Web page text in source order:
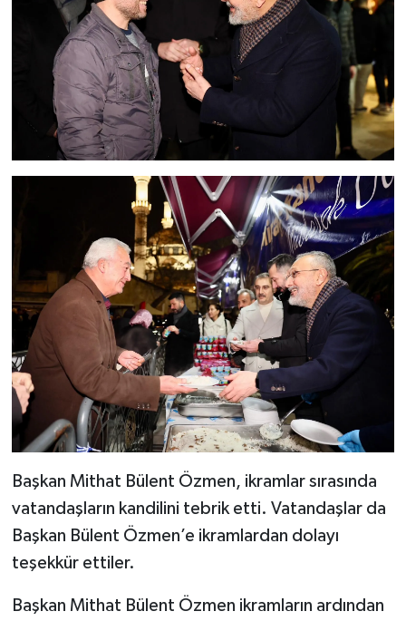
Başkan Mithat Bülent Özmen, ikramlar sırasında
vatandaşların kandilini tebrik etti. Vatandaşlar da
Başkan Bülent Özmen’e ikramlardan dolayı
teşekkür ettiler.
Başkan Mithat Bülent Özmen ikramların ardından